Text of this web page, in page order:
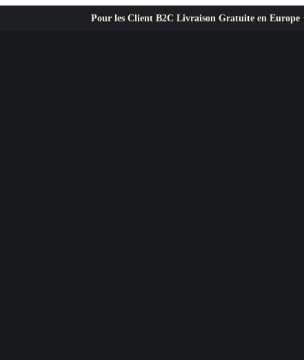
Pour les Client B2C Livraison Gratuite en Europe ✦